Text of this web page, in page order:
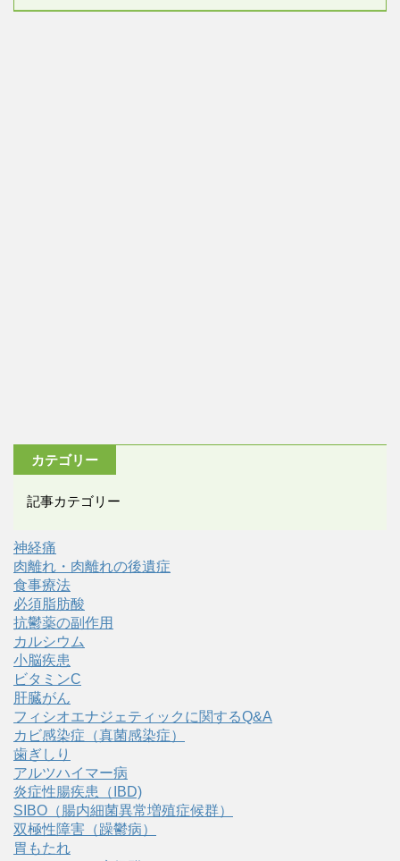
カテゴリー
記事カテゴリー
神経痛
肉離れ・肉離れの後遺症
食事療法
必須脂肪酸
抗鬱薬の副作用
カルシウム
小脳疾患
ビタミンC
肝臓がん
フィシオエナジェティックに関するQ&A
カビ感染症（真菌感染症）
歯ぎしり
アルツハイマー病
炎症性腸疾患（IBD)
SIBO（腸内細菌異常増殖症候群）
双極性障害（躁鬱病）
胃もたれ